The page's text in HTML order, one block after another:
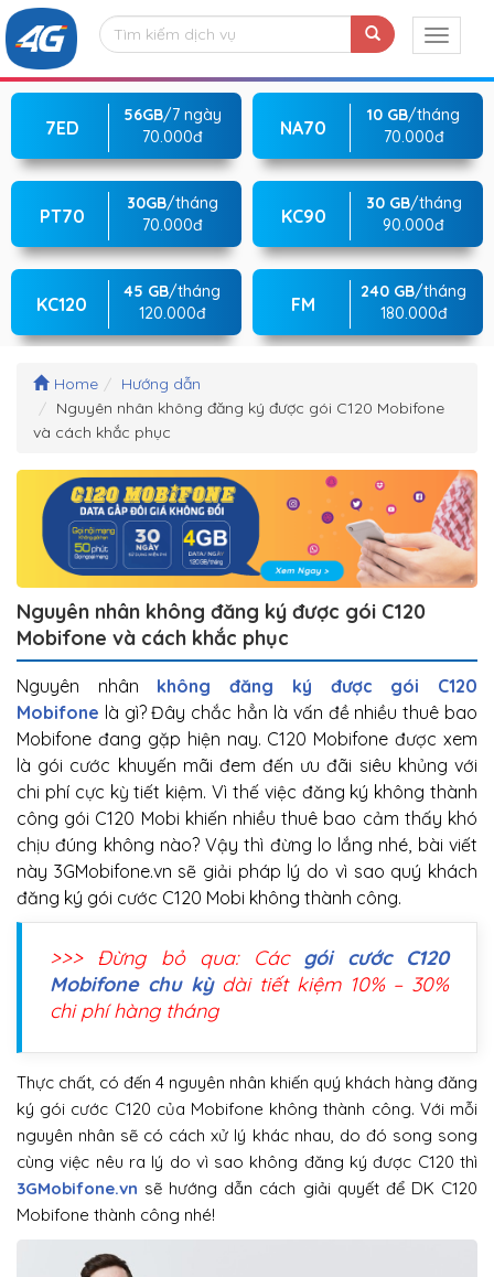
7ED
56GB/7 ngày
70.000đ
NA70
10 GB/tháng
70.000đ
PT70
30GB/tháng
70.000đ
KC90
30 GB/tháng
90.000đ
KC120
45 GB/tháng
120.000đ
FM
240 GB/tháng
180.000đ
Home
Hướng dẫn
Nguyên nhân không đăng ký được gói C120 Mobifone
và cách khắc phục
Nguyên nhân không đăng ký được gói C120
Mobifone và cách khắc phục
Nguyên nhân không đăng ký được gói C120
Mobifone là gì? Đây chắc hẳn là vấn đề nhiều thuê bao
Mobifone đang gặp hiện nay. C120 Mobifone được xem
là gói cước khuyến mãi đem đến ưu đãi siêu khủng với
chi phí cực kỳ tiết kiệm. Vì thế việc đăng ký không thành
công gói C120 Mobi khiến nhiều thuê bao cảm thấy khó
chịu đúng không nào? Vậy thì đừng lo lắng nhé, bài viết
này 3GMobifone.vn sẽ giải pháp lý do vì sao quý khách
đăng ký gói cước C120 Mobi không thành công.
>>> Đừng bỏ qua: Các gói cước C120
Mobifone chu kỳ dài tiết kiệm 10% – 30%
chi phí hàng tháng
Thực chất, có đến 4 nguyên nhân khiến quý khách hàng đăng
ký gói cước C120 của Mobifone không thành công. Với mỗi
nguyên nhân sẽ có cách xử lý khác nhau, do đó song song
cùng việc nêu ra lý do vì sao không đăng ký được C120 thì
3GMobifone.vn sẽ hướng dẫn cách giải quyết để DK C120
Mobifone thành công nhé!